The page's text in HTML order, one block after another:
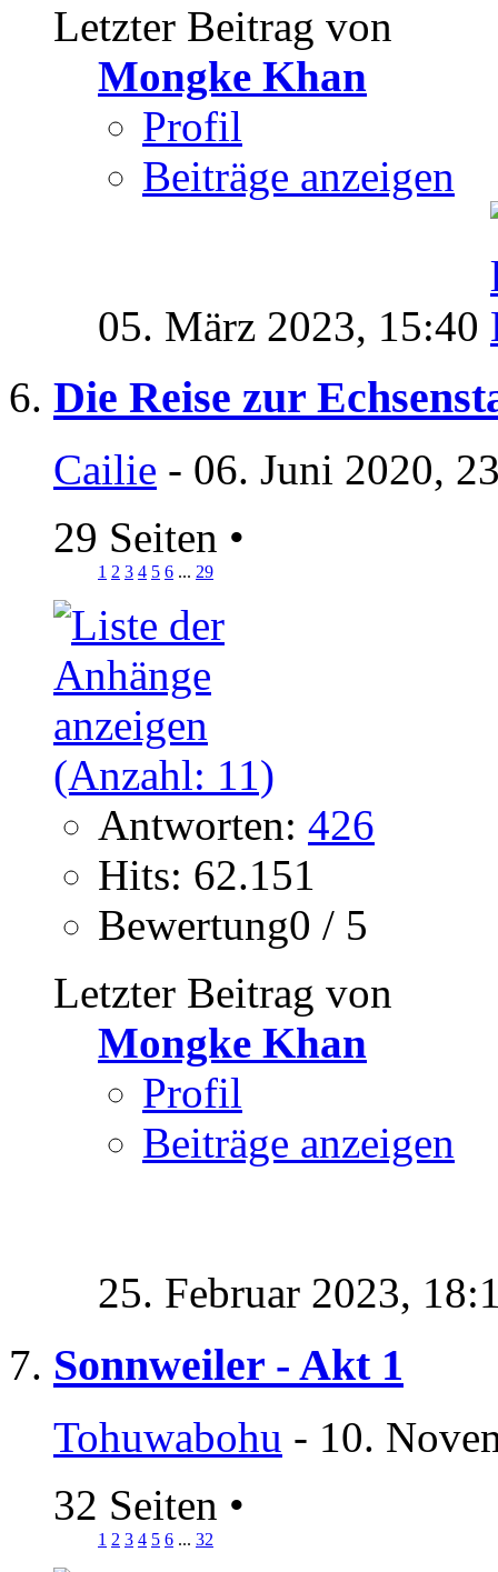
Letzter Beitrag von
Mongke Khan
Profil
Beiträge anzeigen
05. März 2023, 15:40
Die Reise zur
Cailie - 06. Juni 2020,
29 Seiten •
1 2 3 4 5 6 ... 29
Antworten: 426
Hits: 62.151
Bewertung0 / 5
Letzter Beitrag von
Mongke Khan
Profil
Beiträge anzeigen
25. Februar 2023,
Sonnweiler - Akt 1
Tohuwabohu - 10.
32 Seiten •
1 2 3 4 5 6 ... 32